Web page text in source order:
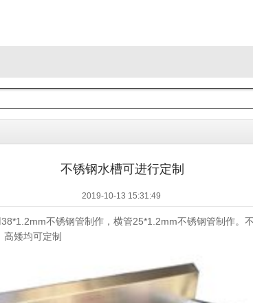
不锈钢水槽可进行定制
2019-10-13 15:31:49
不锈钢管制作，横管25*1.2mm不锈钢管制作
矮均可定制